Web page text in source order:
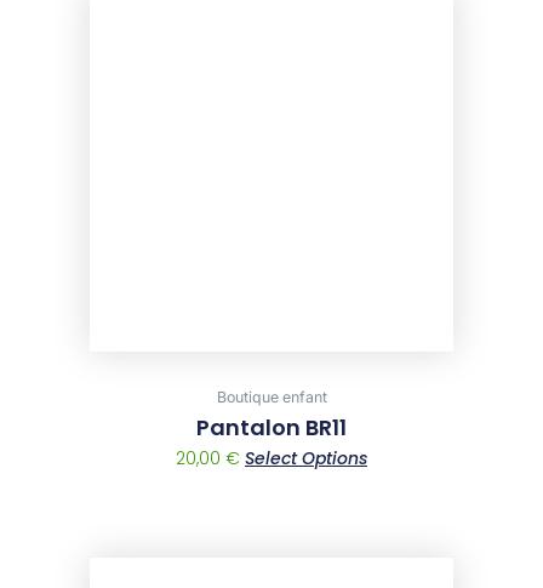
Boutique enfant
Pantalon BR11
20,00 € Select Options